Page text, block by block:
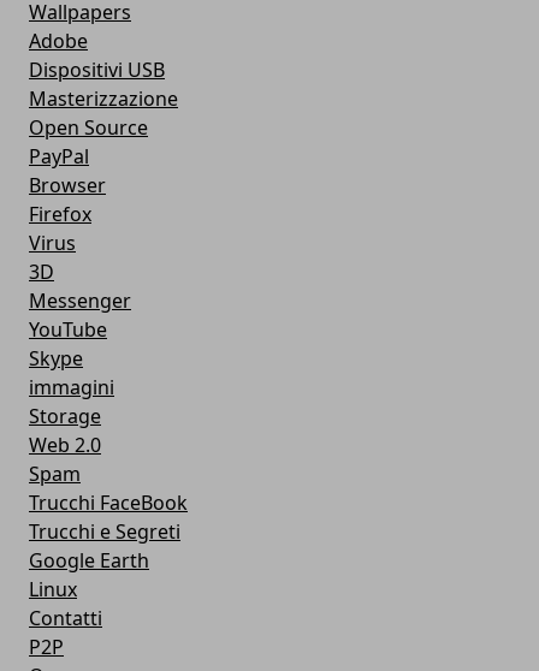
Wallpapers
Adobe
Dispositivi USB
Masterizzazione
Open Source
PayPal
Browser
Firefox
Virus
3D
Messenger
YouTube
Skype
immagini
Storage
Web 2.0
Spam
Trucchi FaceBook
Trucchi e Segreti
Google Earth
Linux
Contatti
P2P